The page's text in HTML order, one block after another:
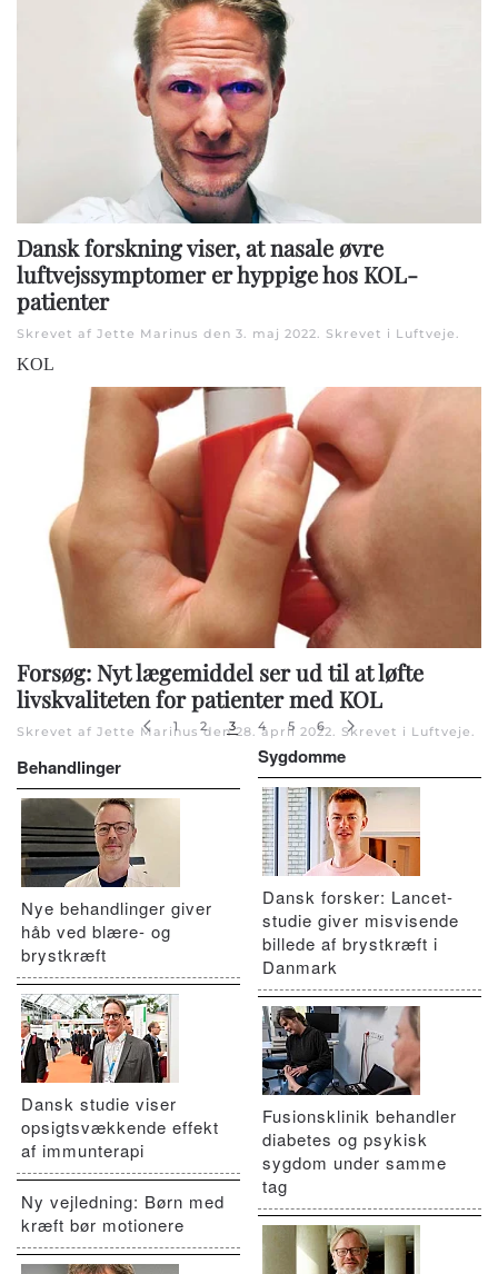
Dansk forskning viser, at nasale øvre
luftvejssymptomer er hyppige hos KOL-
patienter
Skrevet af Jette Marinus den 3. maj 2022. Skrevet i Luftveje.
KOL
Forsøg: Nyt lægemiddel ser ud til at løfte
livskvaliteten for patienter med KOL
Skrevet af Jette Marinus den28. april 2022. Skrevet i Luftveje.
1 2 3 4 5 6
Behandlinger
Nye behandlinger giver
håb ved blære- og
brystkræft
Dansk studie viser
opsigtsvækkende effekt
af immunterapi
Ny vejledning: Børn med
kræft bør motionere
Sygdomme
Dansk forsker: Lancet-
studie giver misvisende
billede af brystkræft i
Danmark
Fusionsklinik behandler
diabetes og psykisk
sygdom under samme
tag